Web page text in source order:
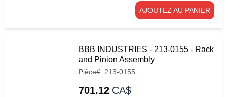
AJOUTEZ AU PANIER
BBB INDUSTRIES - 213-0155 - Rack
and Pinion Assembly
Pièce# 213-0155
701.12 CA$